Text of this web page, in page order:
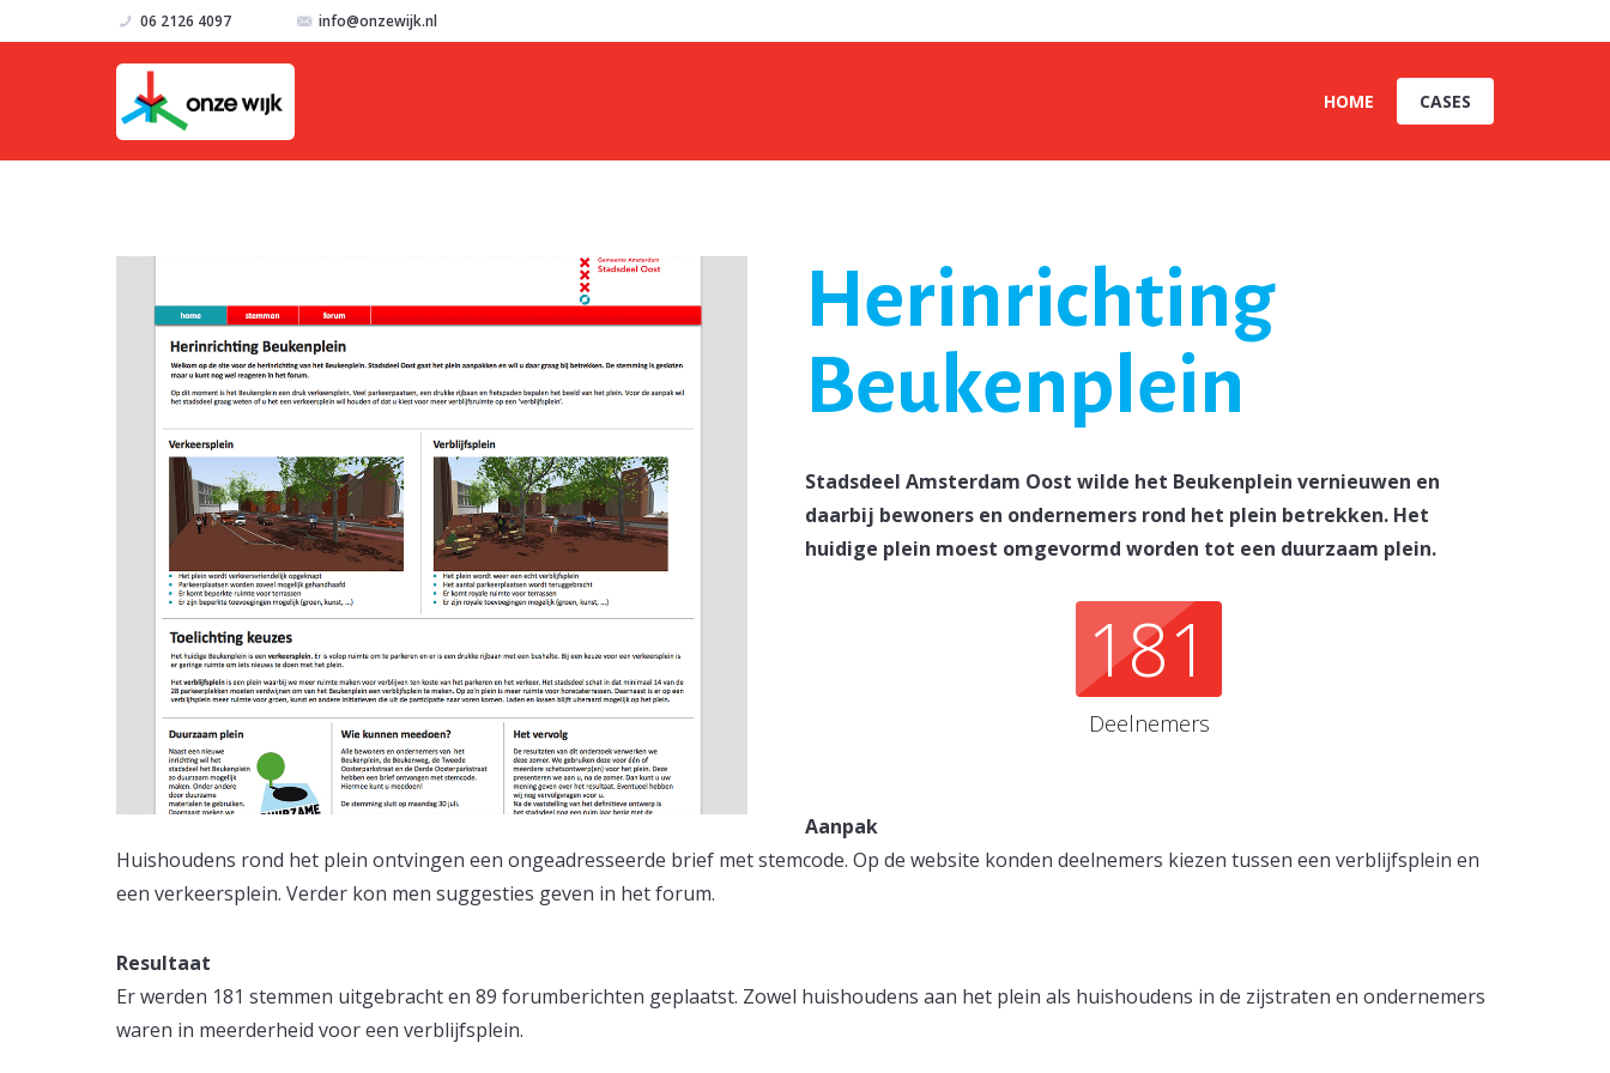
06 2126 4097 info@onzewijk.nl
HOME CASES
Herinrichting
Beukenplein
Stadsdeel Amsterdam Oost wilde het Beukenplein vernieuwen en
daarbij bewoners en ondernemers rond het plein betrekken. Het
huidige plein moest omgevormd worden tot een duurzaam plein.
181
Deelnemers
Aanpak
Huishoudens rond het plein ontvingen een ongeadresseerde brief met stemcode. Op de website konden deelnemers kiezen tussen een verblijfsplein en
een verkeersplein. Verder kon men suggesties geven in het forum.
Resultaat
Er werden 181 stemmen uitgebracht en 89 forumberichten geplaatst. Zowel huishoudens aan het plein als huishoudens in de zijstraten en ondernemers
waren in meerderheid voor een verblijfsplein.